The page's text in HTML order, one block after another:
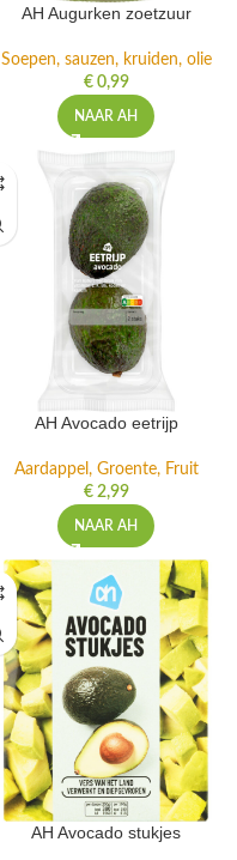
AH Augurken zoetzuur
Soepen, sauzen, kruiden, olie
€0,99
NAAR AH
AH Avocado eetrijp
Aardappel, Groente, Fruit
€2,99
NAAR AH
AH Avocado stukjes